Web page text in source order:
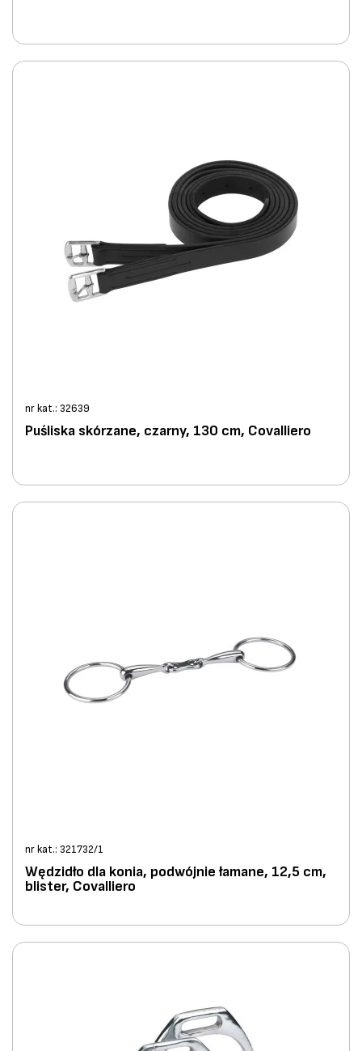
nr kat.: 32639
Puśliska skórzane, czarny, 130 cm, Covalliero
nr kat.: 321732/1
Wędzidło dla konia, podwójnie łamane, 12,5 cm,
blister, Covalliero